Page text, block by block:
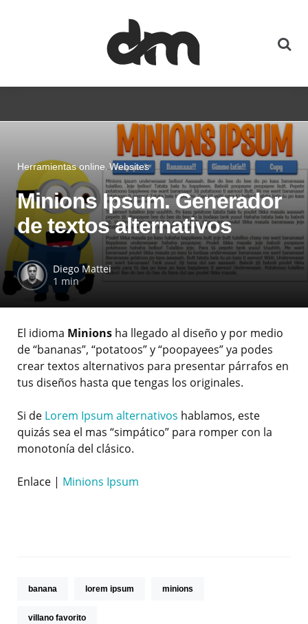
Herramientas online Websites
Minions Ipsum. Generador
de textos alternativos
Diego Mattei
1 min
El idioma Minions ha llegado al diseño y por medio
de “bananas”, “potatoos” y “poopayees” ya podes
crear textos alternativos para presentar párrafos en
tus diseños hasta que tengas los originales.
Si de Lorem Ipsum alternativos hablamos, este
quizás sea el mas “simpático” para romper con la
monotonía del clásico.
Enlace | Minions Ipsum
banana lorem ipsum minions
villano favorito